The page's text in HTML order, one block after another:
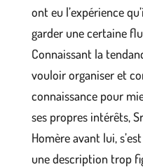
ont eu l’expérience
garder une certaine
Connaissant la
vouloir organiser et
connaissance pour
ses propres intérêts,
Homère avant lui,
une description trop